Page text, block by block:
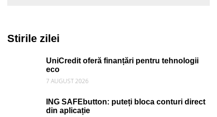
Stirile zilei
UniCredit oferă finanțări pentru tehnologii
eco
7 AUGUST 2026
ING SAFEbutton: puteți bloca conturi direct
din aplicație